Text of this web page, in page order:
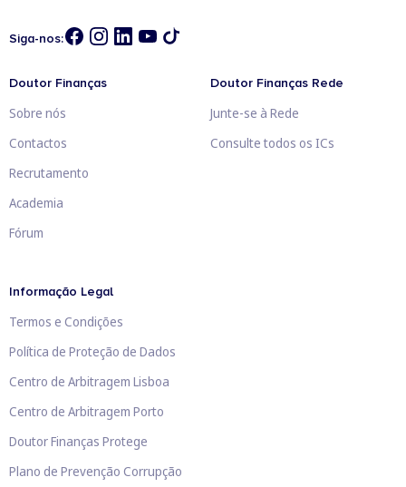
Siga-nos:
Doutor Finanças
Sobre nós
Contactos
Recrutamento
Academia
Fórum
Doutor Finanças Rede
Junte-se à Rede
Consulte todos os ICs
Informação Legal
Termos e Condições
Política de Proteção de Dados
Centro de Arbitragem Lisboa
Centro de Arbitragem Porto
Doutor Finanças Protege
Plano de Prevenção Corrupção